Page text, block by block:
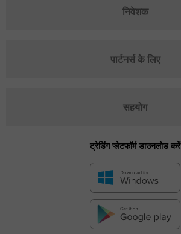
निवेशक
पार्टनर्स के लिए
सहयोग
ट्रेडिंग प्लेटफॉर्म डाउनलोड करें